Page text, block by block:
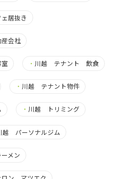
居抜き
会社
・ 川越 テナント 飲食
・ 川越 テナント物件
・ 川越 トリミング
越 パーソナルジム
メン